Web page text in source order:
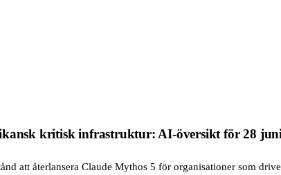
kritisk infrastruktur: AI-översikt för 28
att återlansera Claude Mythos 5 för organisationer som